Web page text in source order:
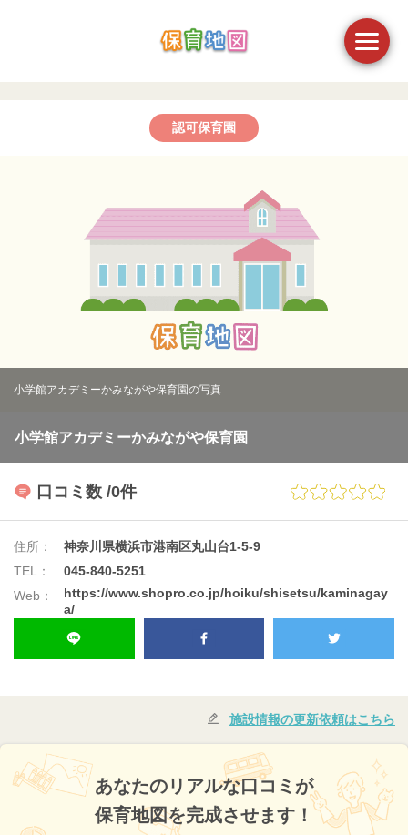
認可保育園
小学館アカデミーかみながや保育園の写真
小学館アカデミーかみながや保育園
口コミ数 /0件
住所：
神奈川県横浜市港南区丸山台1-5-9
TEL：
045-840-5251
Web：
https://www.shopro.co.jp/hoiku/shisetsu/kaminagay
a/
施設情報の更新依頼はこちら
あなたのリアルな口コミが
保育地図を完成させます！